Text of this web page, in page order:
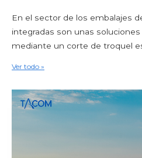
En el sector de los embalajes
integradas son unas
mediante un corte de troquel
Ver todo »